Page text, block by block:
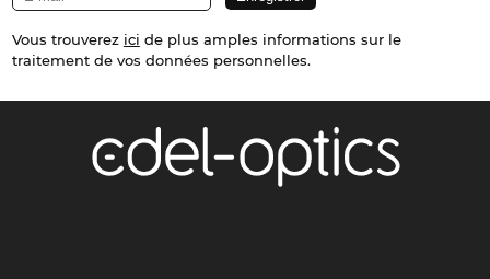
Vous trouverez ici de plus amples informations sur le
traitement de vos données personnelles.